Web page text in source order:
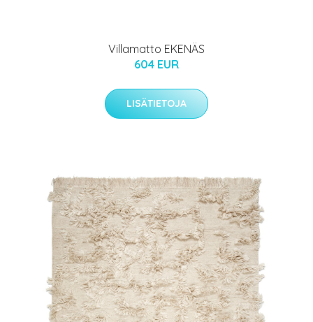
Villamatto EKENÄS
604 EUR
LISÄTIETOJA